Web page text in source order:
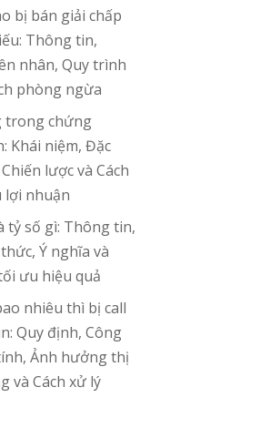
bị bán giải chấp
Thông tin,
nhân, Quy trình
phòng ngừa
trong chứng
Khái niệm, Đặc
lược và Cách
lợi nhuận
tỷ số gì: Thông tin,
Ý nghĩa và
ưu hiệu quả
nhiêu thì bị call
Quy định, Công
Ảnh hưởng thị
và Cách xử lý